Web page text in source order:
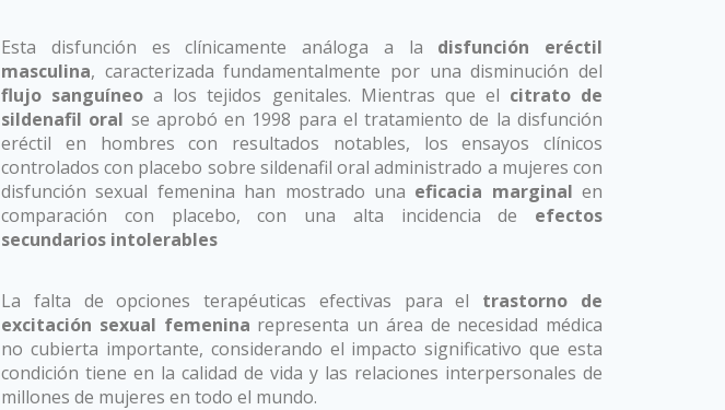
Crema sildenafil trastorno excitación
sexual femenina
Esta disfunción es clínicamente análoga a la disfunción eréctil
masculina, caracterizada fundamentalmente por una disminución del
flujo sanguíneo a los tejidos genitales. Mientras que el citrato de
sildenafil oral se aprobó en 1998 para el tratamiento de la disfunción
eréctil en hombres con resultados notables, los ensayos clínicos
controlados con placebo sobre sildenafil oral administrado a mujeres con
disfunción sexual femenina han mostrado una eficacia marginal en
comparación con placebo, con una alta incidencia de efectos
secundarios intolerables
La falta de opciones terapéuticas efectivas para el trastorno de
excitación sexual femenina representa un área de necesidad médica
no cubierta importante, considerando el impacto significativo que esta
condición tiene en la calidad de vida y las relaciones interpersonales de
millones de mujeres en todo el mundo.